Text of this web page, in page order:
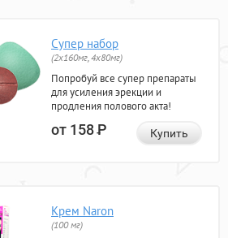
Супер набор
(2х160мг, 4х80мг)
Попробуй все супер препараты
для усиления эрекции и
продления полового акта!
от 158Р Купить
Крем Naron
(100 мг)